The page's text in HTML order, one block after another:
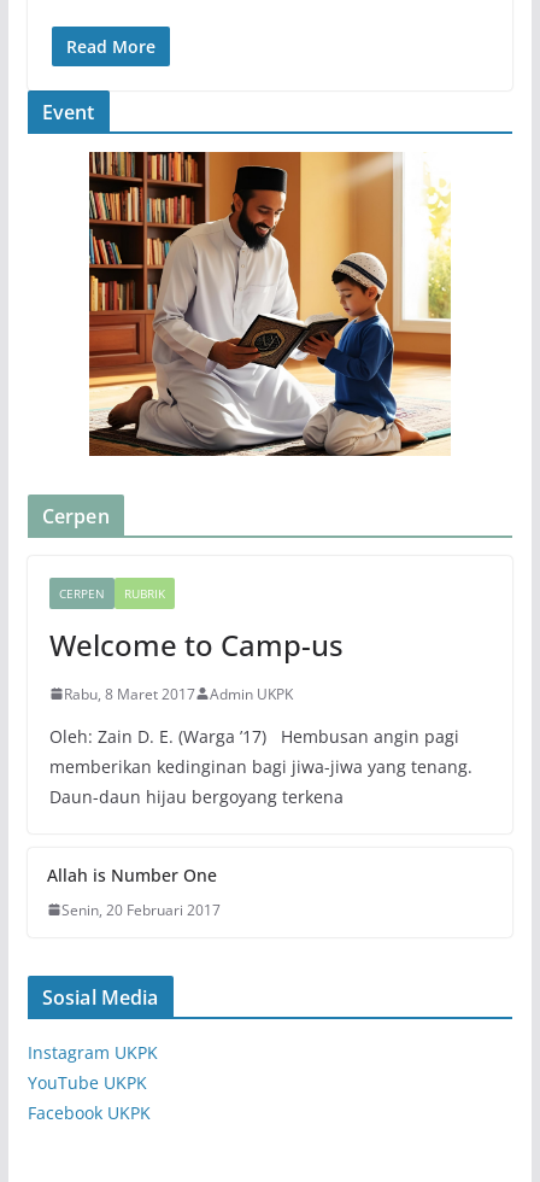
Read More
Event
Cerpen
CERPEN RUBRIK
Welcome to Camp-us
Rabu, 8 Maret 2017 Admin UKPK
Oleh: Zain D. E. (Warga ’17) Hembusan angin pagi
memberikan kedinginan bagi jiwa-jiwa yang tenang.
Daun-daun hijau bergoyang terkena
Allah is Number One
Senin, 20 Februari 2017
Sosial Media
Instagram UKPK
YouTube UKPK
Facebook UKPK